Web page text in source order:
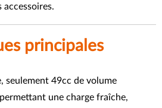
principales
seulement 49cc de volume
une charge fraîche,